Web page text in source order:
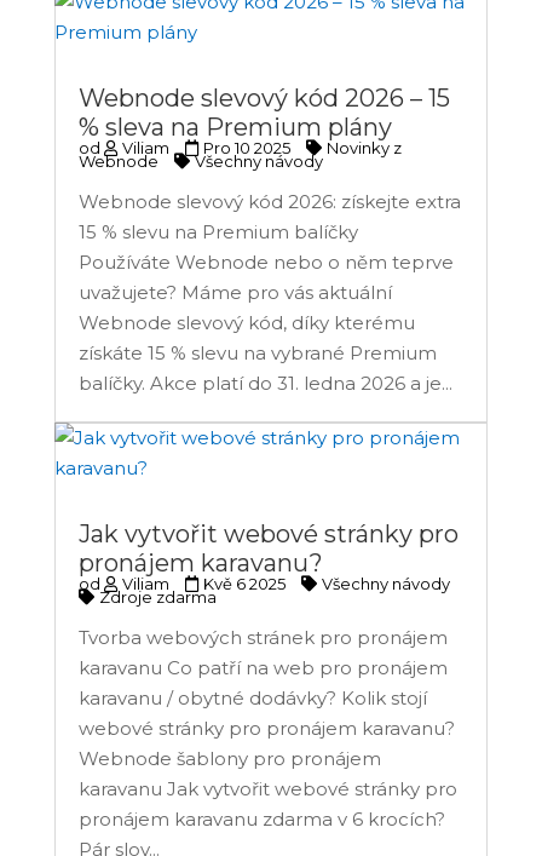
Webnode slevový kód 2026 – 15
% sleva na Premium plány
od Viliam Pro 10 2025 Novinky z
Webnode Všechny návody
Webnode slevový kód 2026: získejte extra
15 % slevu na Premium balíčky
Používáte Webnode nebo o něm teprve
uvažujete? Máme pro vás aktuální
Webnode slevový kód, díky kterému
získáte 15 % slevu na vybrané Premium
balíčky. Akce platí do 31. ledna 2026 a je...
Jak vytvořit webové stránky pro
pronájem karavanu?
od Viliam Kvě 6 2025 Všechny návody
Zdroje zdarma
Tvorba webových stránek pro pronájem
karavanu Co patří na web pro pronájem
karavanu / obytné dodávky? Kolik stojí
webové stránky pro pronájem karavanu?
Webnode šablony pro pronájem
karavanu Jak vytvořit webové stránky pro
pronájem karavanu zdarma v 6 krocích?
Pár slov...